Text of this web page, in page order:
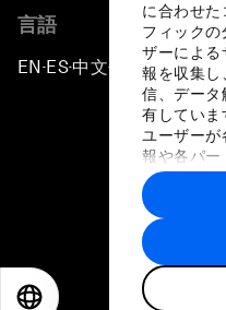
に合わせた
フィックの
ザーによる
報を収集し
信、データ
有していま
ユーザー
報や各パー
に収集さ
トナーによ
す。
言語
EN ▪ES▪中文▪ 日本語
プライバシー
サ
©